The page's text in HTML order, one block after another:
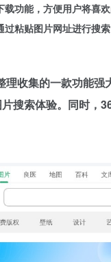
载功能，方便用户将喜
过粘贴图片网址进行搜
理收集的一款功能
搜索体验。同时，